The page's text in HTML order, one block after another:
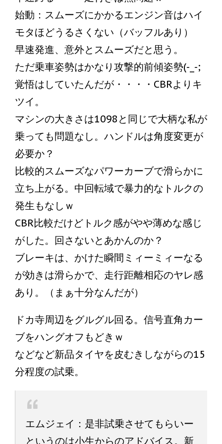
始動：スムーズにかかるエンジン音はハイ
モタほどうるさくない（バッフルあり）
早速発進、意外とスムーズだと思う。
ただ乗車姿勢はかなり攻撃的前傾姿勢(-_-;
覚悟はしていたんだが・・・・CBRよりキ
ツイ。
マシンの大きさは1098と同じで大柄な私が
乗っても問題なし。ハンドルは角度変更が
必要か？
比較的スムーズなパワーカーブで滑らかに
立ち上がる。中回転域で暴力的なトルクの
発生もなしｗ
CBR比較だけどトルク感がやや薄めな感じ
がした。回さないとあかんのか？
ブレーキは、かけた瞬間ミィーミィーなる
が効きは滑らかで、走行距離相応のヤレ感
あり。（まぁ十分なんだが）
ドカ寺周辺をグルグル回る。信号直角カー
ブをハングオフもどきｗ
などなど新品タイヤを皮むきしながらの15
分程度の試乗。
エムジェイ：是非試乗させてもらいー
というのは小生からのアドバイス。新